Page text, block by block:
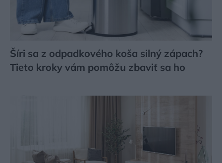
Šíri sa z odpadkového koša silný zápach?
Tieto kroky vám pomôžu zbaviť sa ho